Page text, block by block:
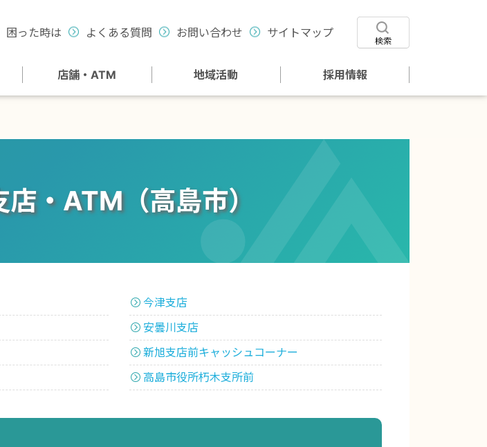
困った時は よくある質問 お問い合わせ サイトマップ
店舗・ATM 地域活動 採用情報
店・ATM（高島市）
今津支店
安曇川支店
新旭支店前キャッシュコーナー
高島市役所朽木支所前